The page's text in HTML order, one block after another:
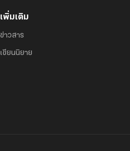
เพิ่มเติม
ข่าวสาร
เขียนนิยาย